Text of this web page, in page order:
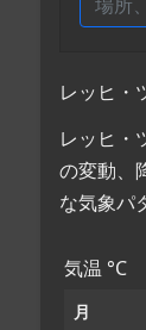
レッヒ・
レッヒ・
の変動、
な気象パ
気温 °C
月